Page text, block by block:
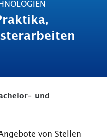
und
von Stellen